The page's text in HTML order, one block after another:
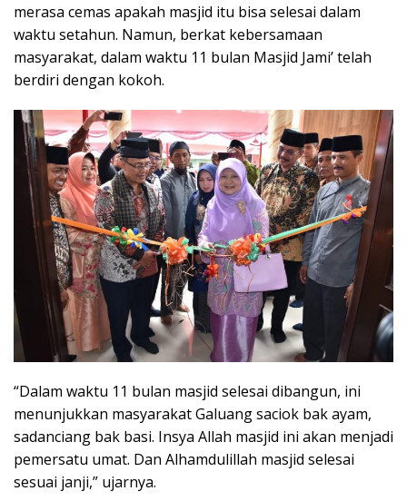
merasa cemas apakah masjid itu bisa selesai dalam
waktu setahun. Namun, berkat kebersamaan
masyarakat, dalam waktu 11 bulan Masjid Jami’ telah
berdiri dengan kokoh.
“Dalam waktu 11 bulan masjid selesai dibangun, ini
menunjukkan masyarakat Galuang saciok bak ayam,
sadanciang bak basi. Insya Allah masjid ini akan menjadi
pemersatu umat. Dan Alhamdulillah masjid selesai
sesuai janji,” ujarnya.